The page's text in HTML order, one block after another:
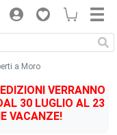
a Moro
VERRANNO
30 LUGLIO AL 23
VACANZE!